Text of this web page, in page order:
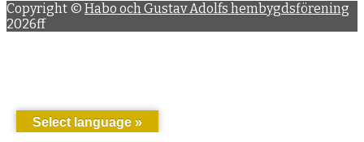
Copyright © Habo och Gustav Adolfs hembygdsförening
2026ff
Select language »